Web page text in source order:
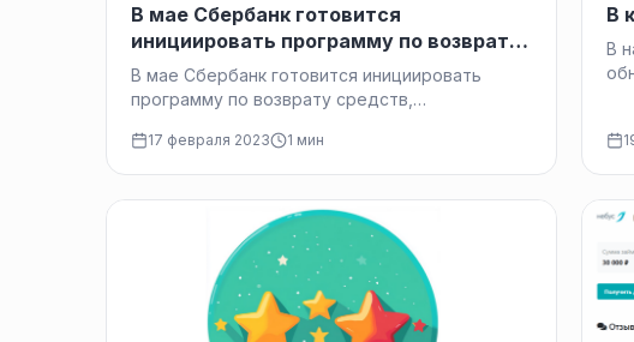
В мае Сбербанк готовится
инициировать программу по возврату
средств, отправленных мошенникам
В мае Сбербанк готовится инициировать
программу по возврату средств,
Станислав Кузнецов, заместитель
председателя правления банка.…
17 февраля 2023 1 мин
В
В